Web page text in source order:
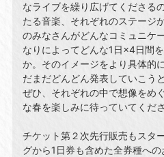
なライブを繰り広げてくださる
たる⾳楽、それぞれのステージ
のみなさんがどんなコミュニケ
なりによってどんな1⽇×4⽇間
か。そのイメージをより具体的
だまだどんどん発表していこう
ぜひ、それぞれの中で想像をめ
な春を楽しみに待っていてくだ
チケット第２次先⾏販売もスタ
グから1⽇券も含めた全券種へ